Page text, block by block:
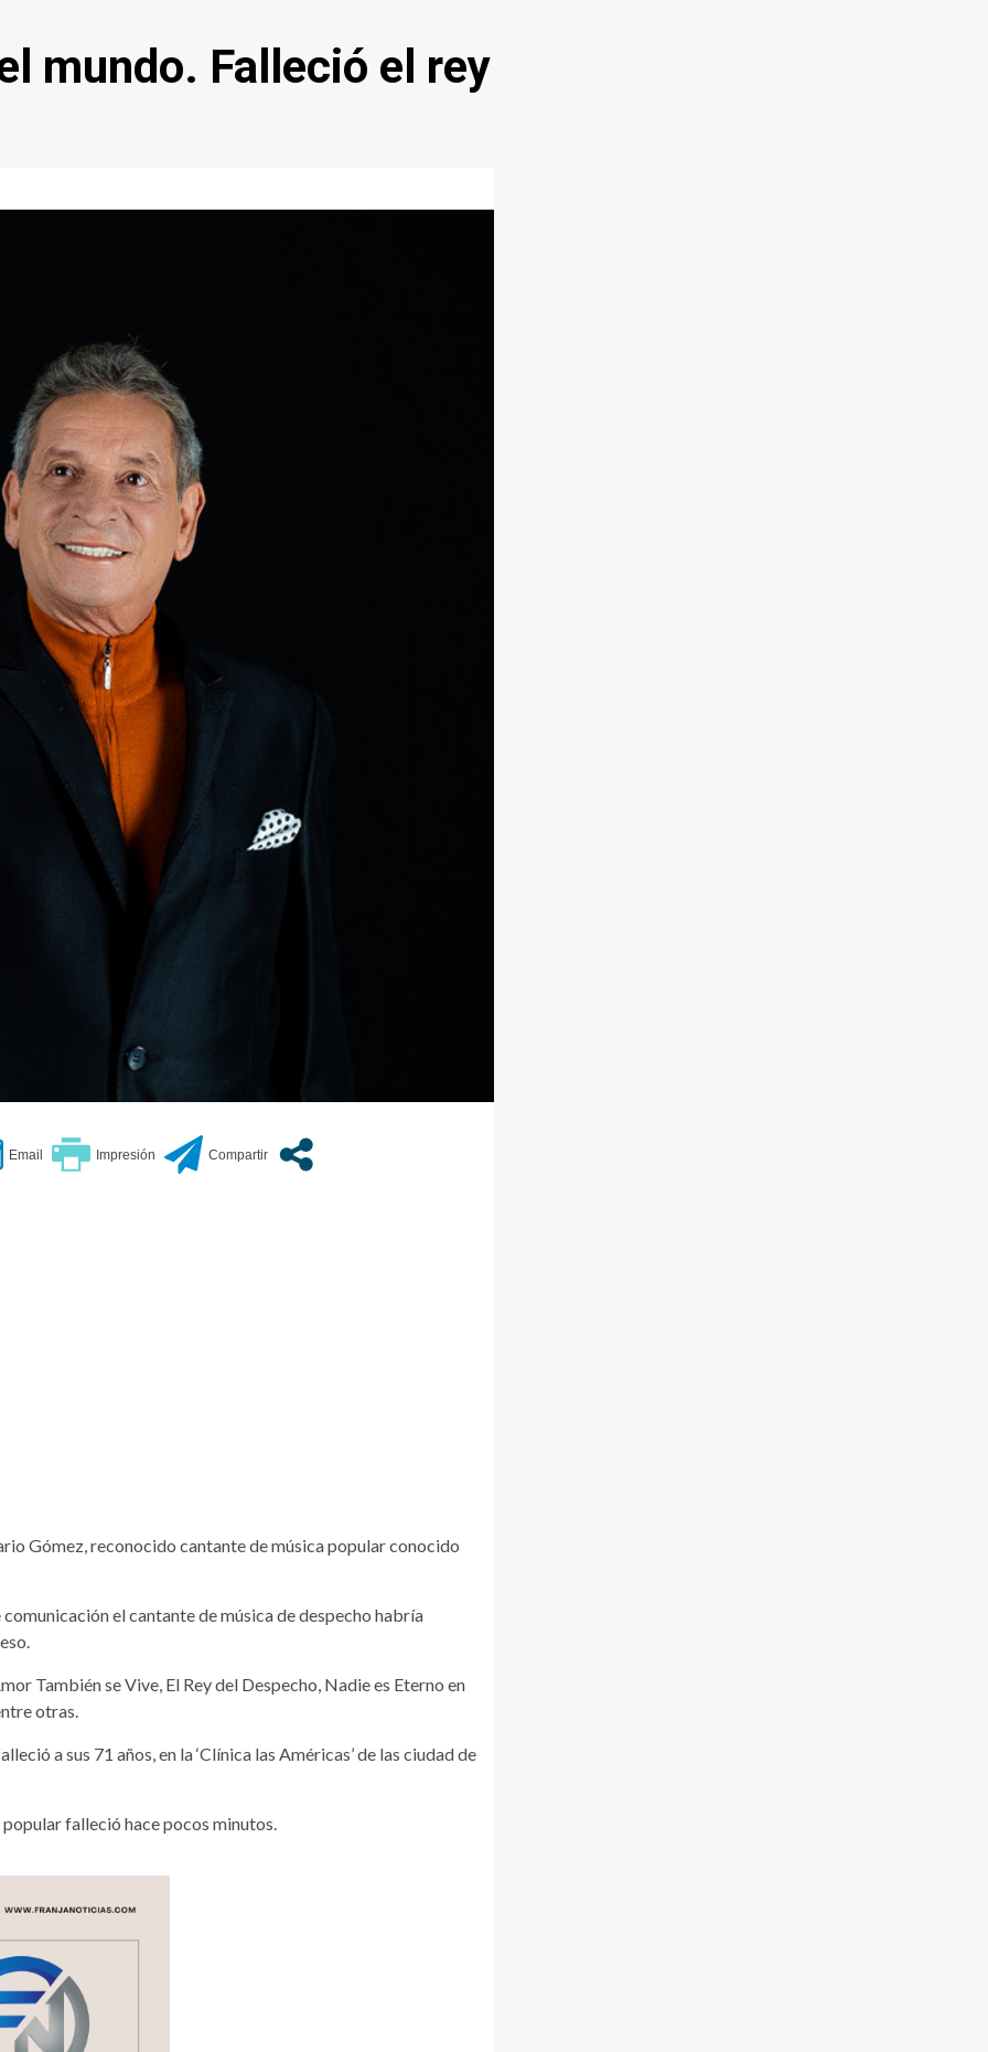
mundo. Falleció el rey
Gómez, reconocido cantante de música popular conocido
el cantante de música de despecho habría
También se Vive, El Rey del Despecho, Nadie es Eterno en
otras.
a sus 71 años, en la ‘Clínica las Américas’ de las ciudad de
falleció hace pocos minutos.